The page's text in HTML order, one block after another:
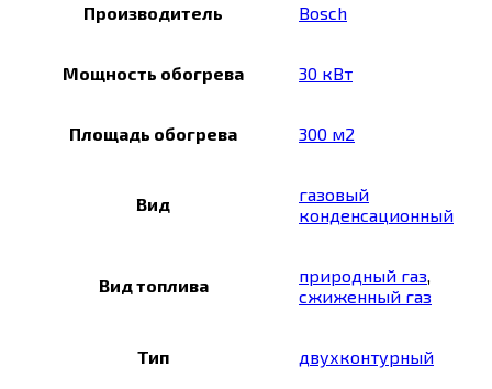
Производитель Bosch
Мощность обогрева 30 кВт
Площадь обогрева 300 м2
Вид
газовый
конденсационный
Вид топлива природный газ,
сжиженный газ
Тип двухконтурный